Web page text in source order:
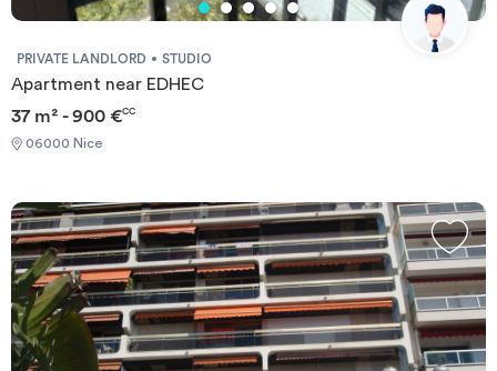
PRIVATE LANDLORD STUDIO
Apartment near EDHEC
37 m² - 900 €CC
06000 Nice